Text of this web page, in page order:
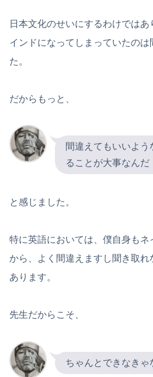
日本文化のせいにするわけでは
インドになってしまっていたのは
た。
だからもっと、
間違えてもいいよ
ることが大事なんだ
と感じました。
特に英語においては、僕自身も
から、よく間違えますし聞き取
あります。
先生だからこそ、
ちゃんとできなき